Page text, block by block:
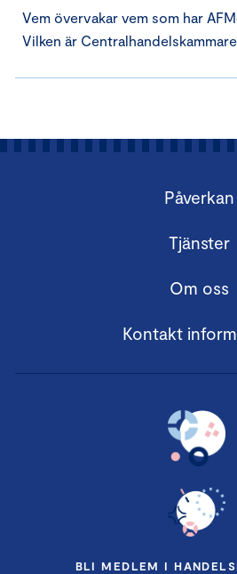
Vem övervakar vem som har
Vilken är
Påverkan
Tjänster
Om oss
Kontakt
BLI MEDLEM I